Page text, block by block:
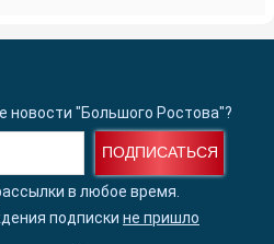
новости "Большого Ростова"?
ПОДПИСАТЬСЯ
в любое время.
подписки не пришло